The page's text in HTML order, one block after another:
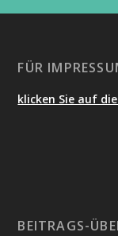
FÜR
klicken Sie auf
BEITRAGS-